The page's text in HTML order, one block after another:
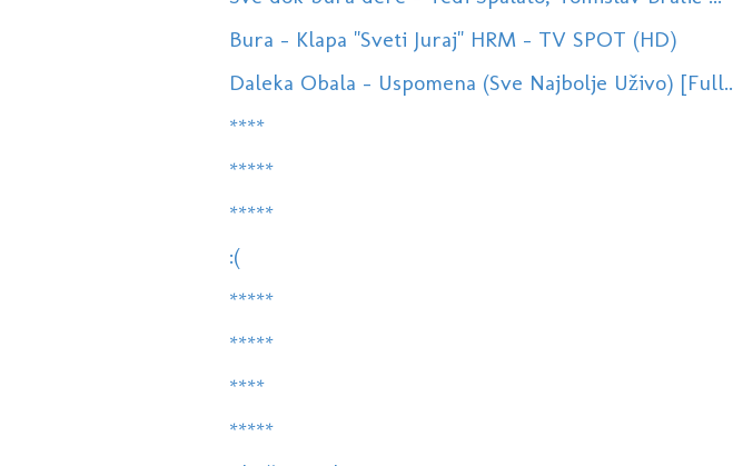
Bura - Klapa "Sveti Juraj" HRM - TV SPOT (HD)
Daleka Obala - Uspomena (Sve Najbolje Uživo)
****
*****
*****
:(
*****
*****
****
*****